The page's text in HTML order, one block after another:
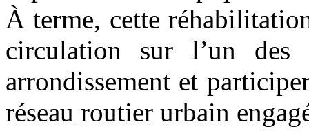
À terme, cette
circulation sur l’un des
arrondissement et
réseau routier urbain